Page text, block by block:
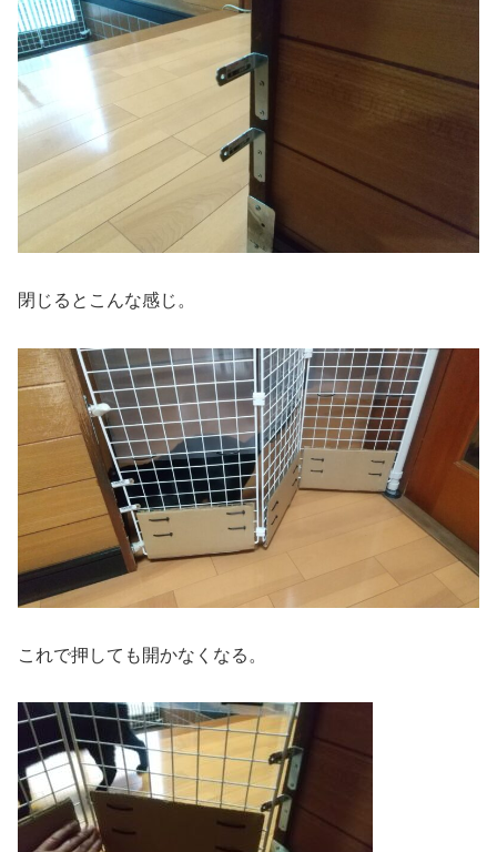
閉じるとこんな感じ。
これで押しても開かなくなる。